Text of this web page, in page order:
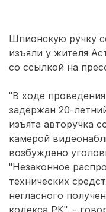
Шпионскую ручку
изъяли у жителя
со ссылкой на
"В ходе
задержан 20-
изъята авторучка
камерой
возбуждено
"Незаконное
технических
негласного
кодекса РК", -